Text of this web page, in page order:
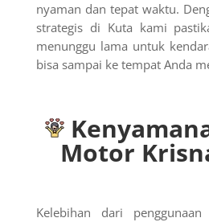
nyaman dan tepat waktu.
strategis di Kuta kami
menunggu lama untuk
bisa sampai ke tempat Anda
Motor
Kelebihan dari